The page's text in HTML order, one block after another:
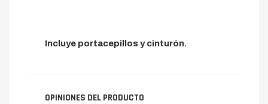
Incluye portacepillos y cinturón.
OPINIONES DEL PRODUCTO